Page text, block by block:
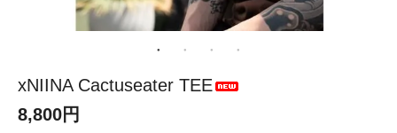
xNIINA Cactuseater TEE
8,800円